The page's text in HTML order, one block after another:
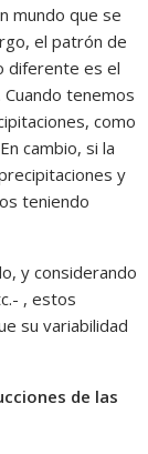
mundo que se
el patrón de
diferente es el
tenemos
como
cambio, si la
y
teniendo
y considerando
, estos
su variabilidad
de las